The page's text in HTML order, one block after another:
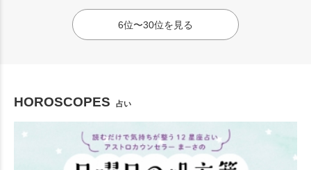
6位〜30位を見る
HOROSCOPES 占い